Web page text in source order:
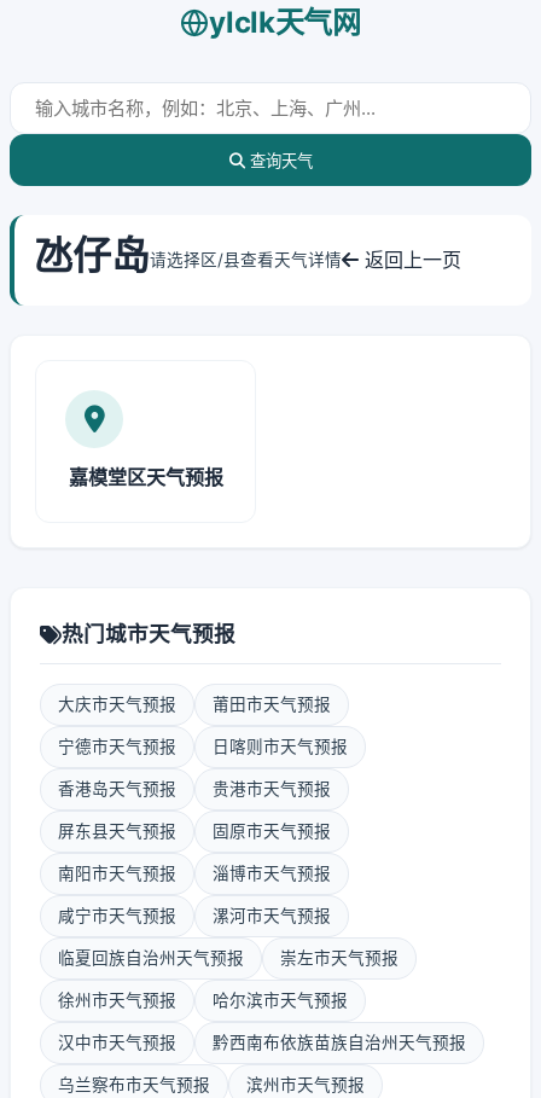
ylclk天气网
查询天气
氹仔岛请选择区/县查看天气详情 返回上一页
嘉模堂区天气预报
热门城市天气预报
大庆市天气预报 莆田市天气预报
宁德市天气预报 日喀则市天气预报
香港岛天气预报 贵港市天气预报
屏东县天气预报 固原市天气预报
南阳市天气预报 淄博市天气预报
咸宁市天气预报 漯河市天气预报
临夏回族自治州天气预报 崇左市天气预报
徐州市天气预报 哈尔滨市天气预报
汉中市天气预报 黔西南布依族苗族自治州天气预报
乌兰察布市天气预报 滨州市天气预报